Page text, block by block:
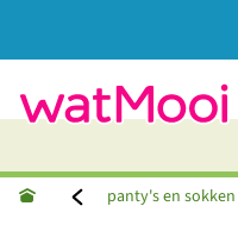
panty's en sokken